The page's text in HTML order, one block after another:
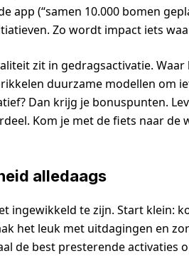
app (“samen 10.000 bomen
Zo wordt impact iets
zit in gedragsactivatie. Waar
duurzame modellen om
Dan krijg je bonuspunten.
Kom je met de fiets naar de
alledaags
ingewikkeld te zijn. Start klein:
het leuk met uitdagingen en
de best presterende activaties